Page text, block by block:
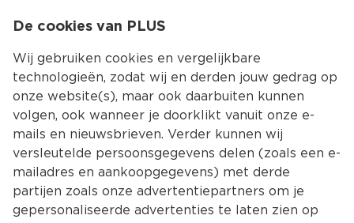
Kies jouw
De cookies van PLUS
Wij gebruiken cookies en vergelijkbare
technologieën, zodat wij en derden jouw gedrag op
onze website(s), maar ook daarbuiten kunnen
volgen, ook wanneer je doorklikt vanuit onze e-
mails en nieuwsbrieven. Verder kunnen wij
versleutelde persoonsgegevens delen (zoals een e-
mailadres en aankoopgegevens) met derde
partijen zoals onze advertentiepartners om je
gepersonaliseerde advertenties te laten zien op